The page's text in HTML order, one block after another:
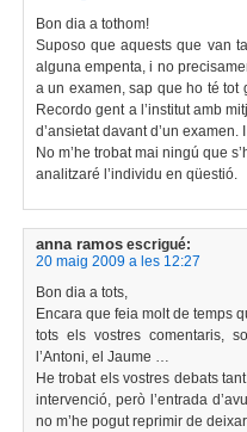
Bon dia a tothom!
Suposo que aquests que van
alguna empenta, i no
a un examen, sap que ho té tot
Recordo gent a l’institut amb
d’ansietat davant d’un
No m’he trobat mai ningú que
analitzaré l’individu en qüestió.
anna ramos escrigué:
20 maig 2009 a les 12:27
Bon dia a tots,
Encara que feia molt de temps
tots els vostres comentaris,
l’Antoni, el Jaume …
He trobat els vostres debats
intervenció, però l’entrada
no m’he pogut reprimir de